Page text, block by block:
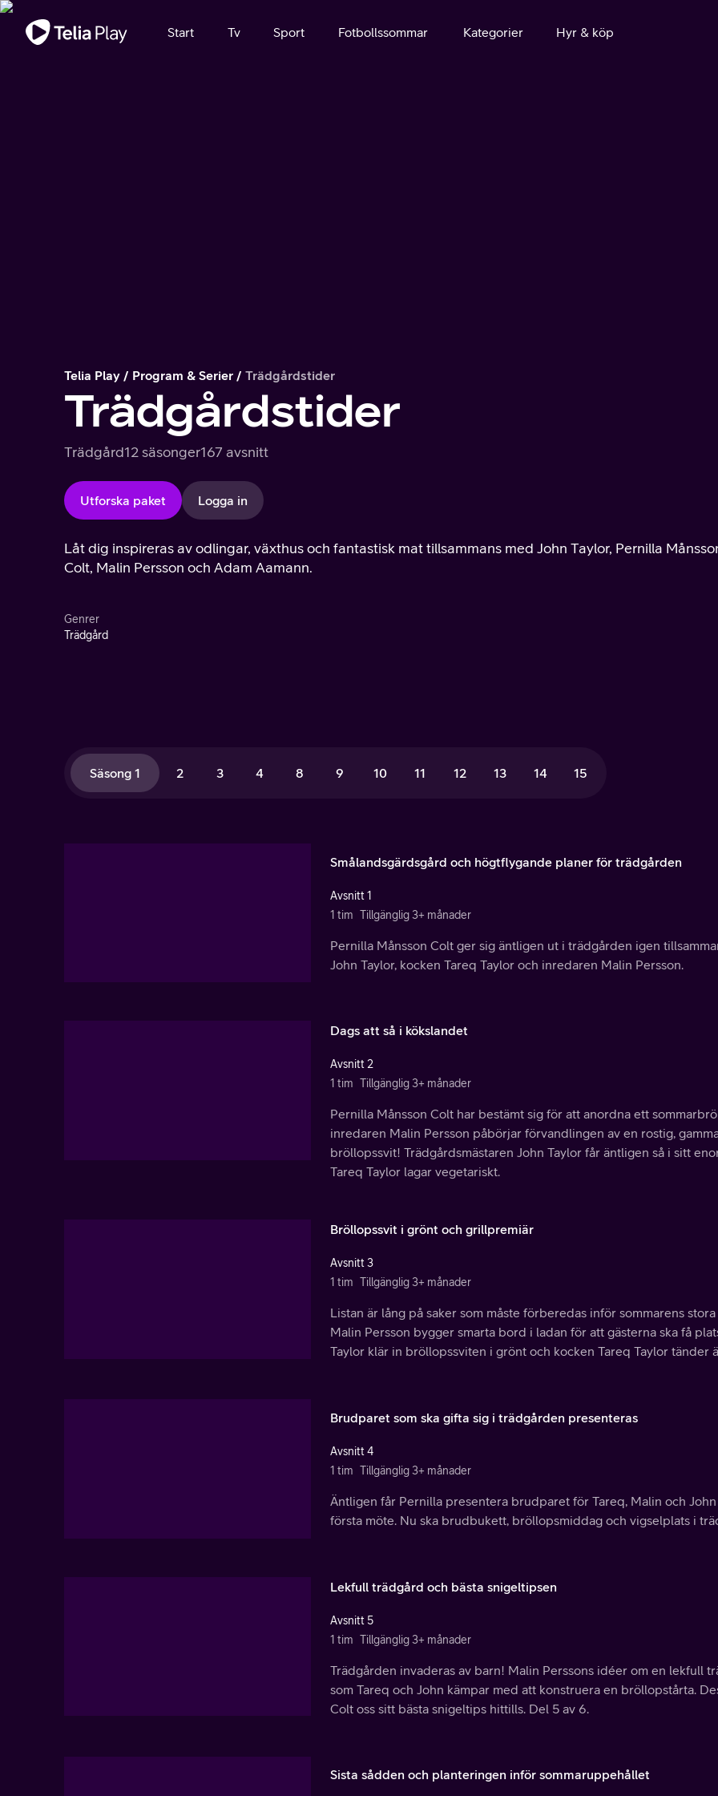
Viktigt meddelande
Start Tv Sport Fotbollssommar Kategorier Hyr & köp
Telia Play Program & Serier Trädgårdstider
Trädgårdstider
Trädgård12 säsonger167 avsnitt
Utforska paket Logga in
Låt dig inspireras av odlingar, växthus och fantastisk mat tillsammans med John Taylor, Pernilla
Colt, Malin Persson och Adam Aamann.
Genrer
Trädgård
Säsong 1 2 3 4 8 9 10 11 12 13 14 15
Smålandsgärdsgård och högtflygande planer för trädgården
Avsnitt 1
1 tim Tillgänglig 3+ månader
Pernilla Månsson Colt ger sig äntligen ut i trädgården igen
John Taylor, kocken Tareq Taylor och inredaren Malin Persson.
Dags att så i kökslandet
Avsnitt 2
1 tim Tillgänglig 3+ månader
Pernilla Månsson Colt har bestämt sig för att anordna ett
inredaren Malin Persson påbörjar förvandlingen av en rostig,
bröllopssvit! Trädgårdsmästaren John Taylor får äntligen så i sitt
Tareq Taylor lagar vegetariskt.
Bröllopssvit i grönt och grillpremiär
Avsnitt 3
1 tim Tillgänglig 3+ månader
Listan är lång på saker som måste förberedas inför sommarens
Malin Persson bygger smarta bord i ladan för att gästerna ska få
Taylor klär in bröllopssviten i grönt och kocken Tareq Taylor tänder
Brudparet som ska gifta sig i trädgården presenteras
Avsnitt 4
1 tim Tillgänglig 3+ månader
Äntligen får Pernilla presentera brudparet för Tareq, Malin och
första möte. Nu ska brudbukett, bröllopsmiddag och vigselplats i
Lekfull trädgård och bästa snigeltipsen
Avsnitt 5
1 tim Tillgänglig 3+ månader
Trädgården invaderas av barn! Malin Perssons idéer om en lekfull
som Tareq och John kämpar med att konstruera en bröllopstårta.
Colt oss sitt bästa snigeltips hittills. Del 5 av 6.
Sista sådden och planteringen inför sommaruppehållet